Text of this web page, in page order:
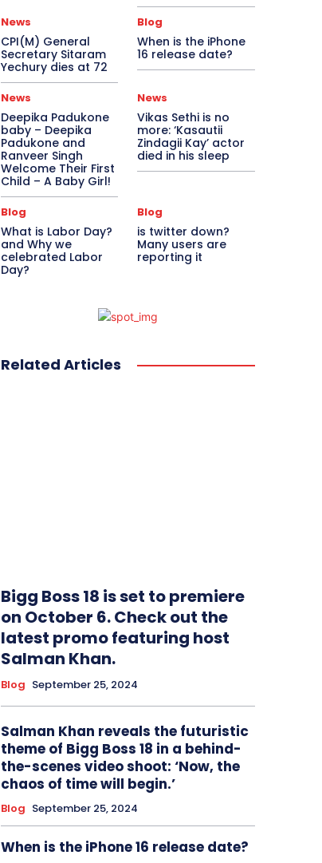
News
CPI(M) General
Secretary Sitaram
Yechury dies at 72
Blog
When is the iPhone
16 release date?
News
Deepika Padukone
baby – Deepika
Padukone and
Ranveer Singh
Welcome Their First
Child – A Baby Girl!
News
Vikas Sethi is no
more: ‘Kasautii
Zindagii Kay’ actor
died in his sleep
Blog
What is Labor Day?
and Why we
celebrated Labor
Day?
Blog
is twitter down?
Many users are
reporting it
Related Articles
Bigg Boss 18 is set to premiere
on October 6. Check out the
latest promo featuring host
Salman Khan.
Blog September 25, 2024
Salman Khan reveals the futuristic
theme of Bigg Boss 18 in a behind-
the-scenes video shoot: ‘Now, the
chaos of time will begin.’
Blog September 25, 2024
When is the iPhone 16 release date?